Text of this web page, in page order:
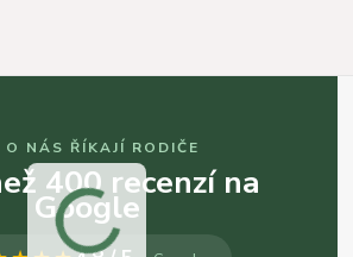
O NÁS ŘÍKAJÍ RODIČE
400 recenzí na
Google